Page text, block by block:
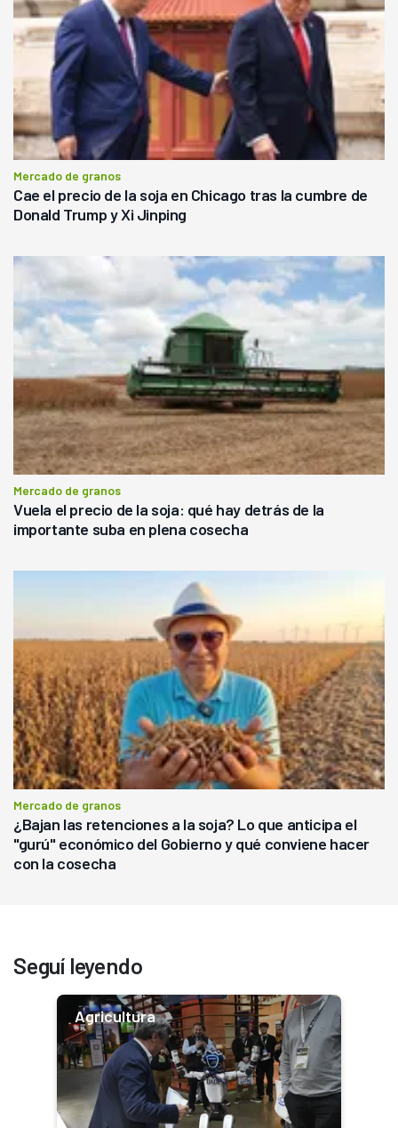
Mercado de granos
Cae el precio de la soja en Chicago tras la cumbre de
Donald Trump y Xi Jinping
Mercado de granos
Vuela el precio de la soja: qué hay detrás de la
importante suba en plena cosecha
Mercado de granos
¿Bajan las retenciones a la soja? Lo que anticipa el
"gurú" económico del Gobierno y qué conviene hacer
con la cosecha
Seguí leyendo
Agricultura